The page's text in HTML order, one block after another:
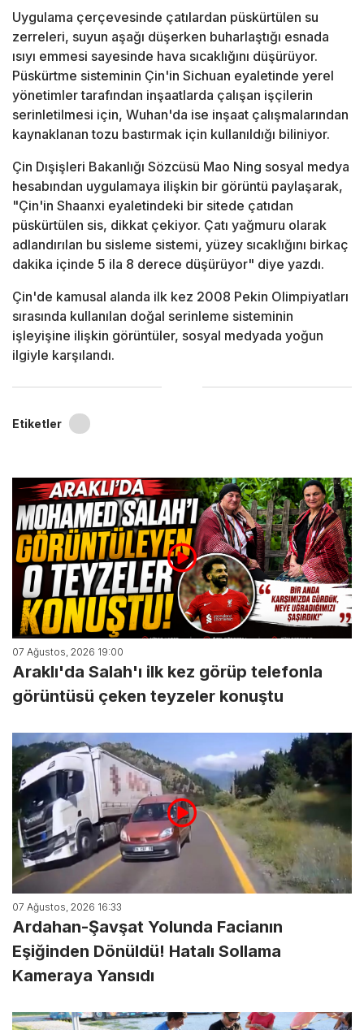
Uygulama çerçevesinde çatılardan püskürtülen su
zerreleri, suyun aşağı düşerken buharlaştığı esnada
ısıyı emmesi sayesinde hava sıcaklığını düşürüyor.
Püskürtme sisteminin Çin'in Sichuan eyaletinde yerel
yönetimler tarafından inşaatlarda çalışan işçilerin
serinletilmesi için, Wuhan'da ise inşaat çalışmalarından
kaynaklanan tozu bastırmak için kullanıldığı biliniyor.
Çin Dışişleri Bakanlığı Sözcüsü Mao Ning sosyal medya
hesabından uygulamaya ilişkin bir görüntü paylaşarak,
"Çin'in Shaanxi eyaletindeki bir sitede çatıdan
püskürtülen sis, dikkat çekiyor. Çatı yağmuru olarak
adlandırılan bu sisleme sistemi, yüzey sıcaklığını birkaç
dakika içinde 5 ila 8 derece düşürüyor" diye yazdı.
Çin'de kamusal alanda ilk kez 2008 Pekin Olimpiyatları
sırasında kullanılan doğal serinleme sisteminin
işleyişine ilişkin görüntüler, sosyal medyada yoğun
ilgiyle karşılandı.
Etiketler
07 Ağustos, 2026 19:00
Araklı'da Salah'ı ilk kez görüp telefonla
görüntüsü çeken teyzeler konuştu
07 Ağustos, 2026 16:33
Ardahan-Şavşat Yolunda Facianın
Eşiğinden Dönüldü! Hatalı Sollama
Kameraya Yansıdı